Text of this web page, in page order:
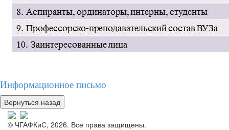
Информационное письмо
© ЧГАФКиС, 2026. Все права защищены.